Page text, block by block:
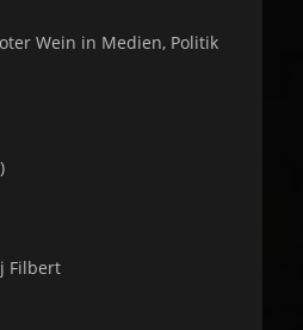
Wein in Medien, Politik
Filbert